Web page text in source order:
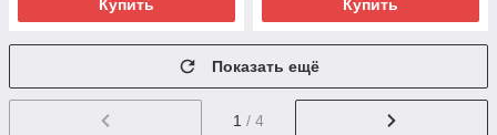
Купить Купить
Показать ещё
1 / 4